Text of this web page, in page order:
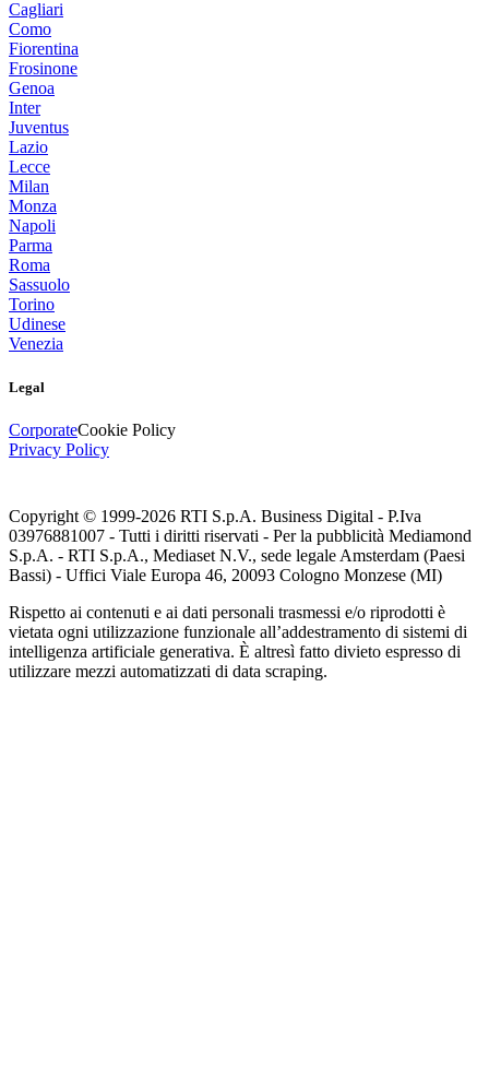
Cagliari
Como
Fiorentina
Frosinone
Genoa
Inter
Juventus
Lazio
Lecce
Milan
Monza
Napoli
Parma
Roma
Sassuolo
Torino
Udinese
Venezia
Legal
CorporateCookie Policy
Privacy Policy
Copyright © 1999-2026 RTI S.p.A. Business Digital - P.Iva
03976881007 - Tutti i diritti riservati - Per la pubblicità Mediamond
S.p.A. - RTI S.p.A., Mediaset N.V., sede legale Amsterdam (Paesi
Bassi) - Uffici Viale Europa 46, 20093 Cologno Monzese (MI)
Rispetto ai contenuti e ai dati personali trasmessi e/o riprodotti è
vietata ogni utilizzazione funzionale all’addestramento di sistemi di
intelligenza artificiale generativa. È altresì fatto divieto espresso di
utilizzare mezzi automatizzati di data scraping.